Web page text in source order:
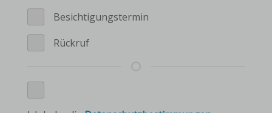
Besichtigungstermin
Rückruf